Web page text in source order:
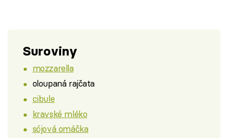
Suroviny
mozzarella
oloupaná rajčata
cibule
kravské mléko
sójová omáčka